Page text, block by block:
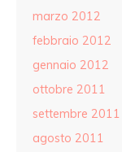
marzo 2012
febbraio 2012
gennaio 2012
ottobre 2011
settembre 2011
agosto 2011